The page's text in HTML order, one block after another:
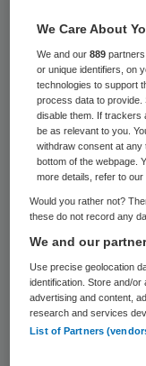
Gerven.
De aanleiding
waarin Skipr
rvb-voorzitter
Joep
zeven ton
slechte
boekte in
Naar nu blijkt,
We Care About
We and our889
or unique identifiers, on
technologies to support
process data to provide.
disable them. If trackers
be as relevant to you.
withdraw consent at any
bottom of the webpage.
more details, refer to our
Would you rather not?
these do not record any
We and our
Use precise geolocation
identification. Store and/
advertising and content,
research and services
List of Partners